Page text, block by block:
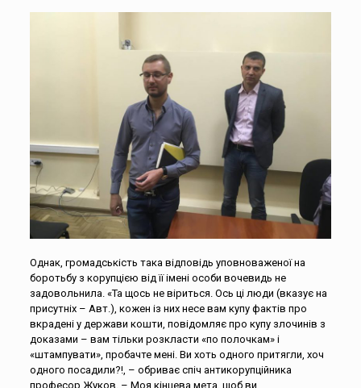
Однак, громадськість така відповідь уповноваженої на
боротьбу з корупцією від її імені особи вочевидь не
задовольнила. «Та щось не віриться. Ось ці люди (вказує на
присутніх – Авт.), кожен із них несе вам купу фактів про
вкрадені у держави кошти, повідомляє про купу злочинів з
доказами – вам тільки розкласти «по полочкам» і
«штампувати», пробачте мені. Ви хоть одного притягли, хоч
одного посадили?!, – обриває спіч антикорупційника
професор Жуков. – Моя кінцева мета, щоб ви